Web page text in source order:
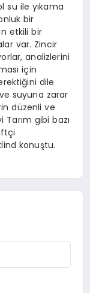
su ile yıkama
bir
etkili bir
var. Zincir
analizlerini
için
dile
suyuna zarar
düzenli ve
Tarım gibi bazı
konuştu.